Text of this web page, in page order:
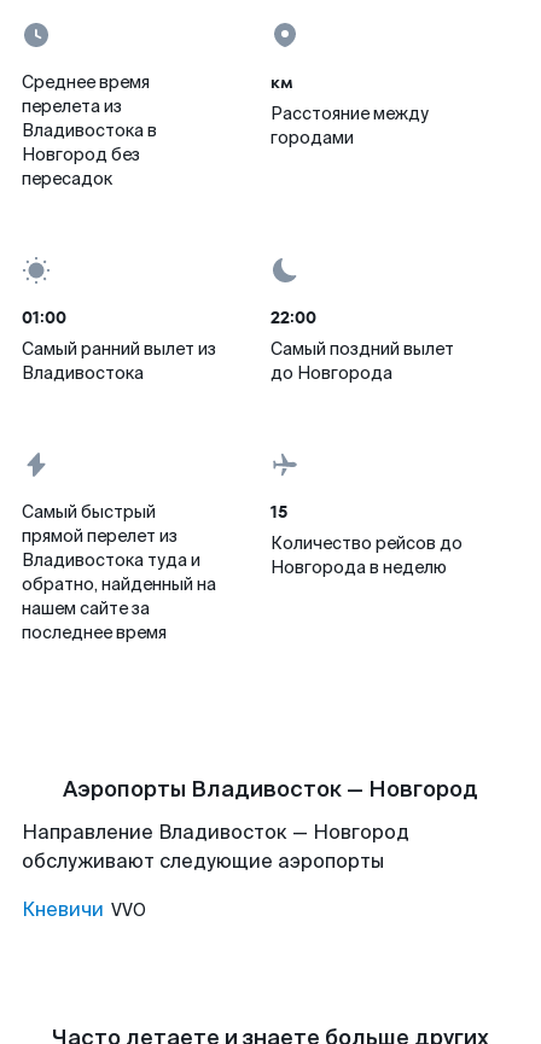
Среднее время
перелета из
Владивостока в
Новгород без
пересадок
км
Расстояние между
городами
01:00
Самый ранний вылет из
Владивостока
22:00
Самый поздний вылет
до Новгорода
Самый быстрый
прямой перелет из
Владивостока туда и
обратно, найденный на
нашем сайте за
последнее время
15
Количество рейсов до
Новгорода в неделю
Аэропорты Владивосток — Новгород
Направление Владивосток — Новгород
обслуживают следующие аэропорты
Кневичи VVO
Часто летаете и знаете больше других